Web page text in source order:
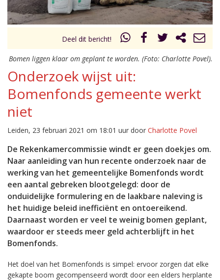
Deel dit bericht!
Bomen liggen klaar om geplant te worden. (Foto: Charlotte Povel).
Onderzoek wijst uit:
Bomenfonds gemeente werkt
niet
Leiden, 23 februari 2021 om 18:01 uur door Charlotte Povel
De Rekenkamercommissie windt er geen doekjes om.
Naar aanleiding van hun recente onderzoek naar de
werking van het gemeentelijke Bomenfonds wordt
een aantal gebreken blootgelegd: door de
onduidelijke formulering en de laakbare naleving is
het huidige beleid inefficiënt en ontoereikend.
Daarnaast worden er veel te weinig bomen geplant,
waardoor er steeds meer geld achterblijft in het
Bomenfonds.
Het doel van het Bomenfonds is simpel: ervoor zorgen dat elke
gekapte boom gecompenseerd wordt door een elders herplante